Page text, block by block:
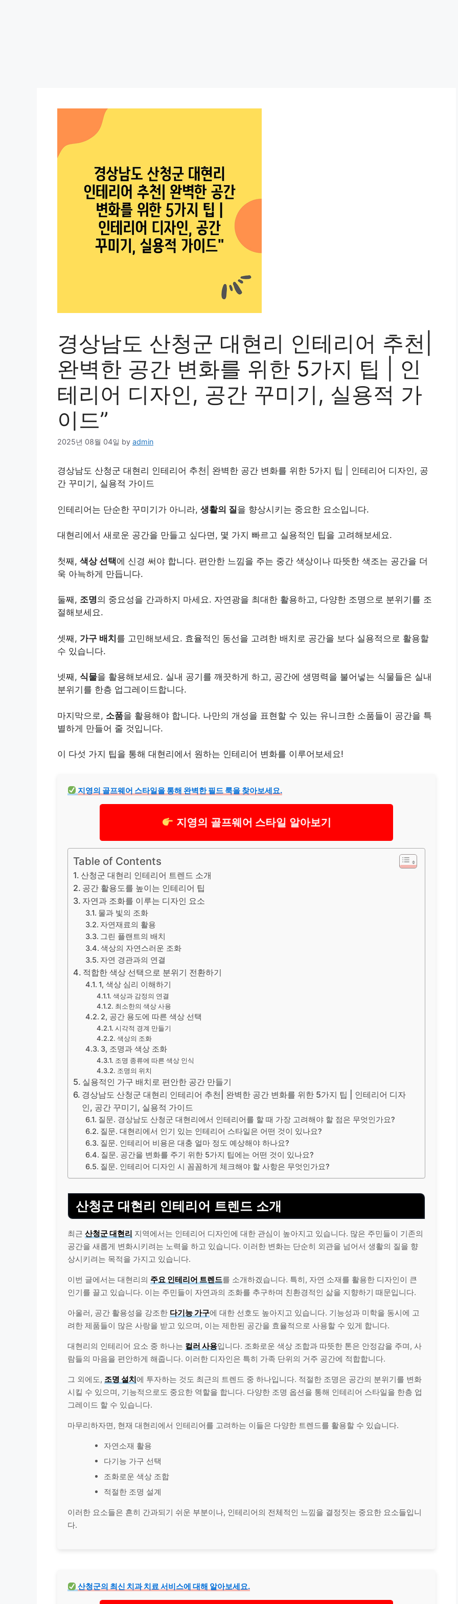
경상남도 산청군 대현리 인테리어 추천|
완벽한 공간 변화를 위한 5가지 팁 | 인
테리어 디자인, 공간 꾸미기, 실용적 가
이드”
2025년 08월 04일 by admin
경상남도 산청군 대현리 인테리어 추천| 완벽한 공간 변화를 위한 5가지 팁 | 인테리어 디자인, 공
간 꾸미기, 실용적 가이드
인테리어는 단순한 꾸미기가 아니라, 생활의 질을 향상시키는 중요한 요소입니다.
대현리에서 새로운 공간을 만들고 싶다면, 몇 가지 빠르고 실용적인 팁을 고려해보세요.
첫째, 색상 선택에 신경 써야 합니다. 편안한 느낌을 주는 중간 색상이나 따뜻한 색조는 공간을 더
욱 아늑하게 만듭니다.
둘째, 조명의 중요성을 간과하지 마세요. 자연광을 최대한 활용하고, 다양한 조명으로 분위기를 조
절해보세요.
셋째, 가구 배치를 고민해보세요. 효율적인 동선을 고려한 배치로 공간을 보다 실용적으로 활용할
수 있습니다.
넷째, 식물을 활용해보세요. 실내 공기를 깨끗하게 하고, 공간에 생명력을 불어넣는 식물들은 실내
분위기를 한층 업그레이 드합니다.
마지막으로, 소품을 활용해야 합니다. 나만의 개성을 표현할 수 있는 유니크한 소품들이 공간을 특
별하게 만들어 줄 것입니다.
이 다섯 가지 팁을 통해 대현리에서 원하는 인테리어 변화를 이루어보세요!
지영의 골프웨어 스타일을 통해 완벽한 필드 룩을 찾아보세요.
지영의 골프웨어 스타일 알아보기
Table of Contents
산청군 대현리 인테리어 트렌드 소개
공간 활용도를 높이는 인테리어 팁
자연과 조화를 이루는 디자인 요소
물과 빛의 조화
자연재료의 활용
그린 플랜트의 배치
색상의 자연스러운 조화
자연 경관과의 연결
적합한 색상 선택으로 분위기 전환하기
1, 색상 심리 이해하기
색상과 감정의 연결
최소한의 색상 사용
2, 공간 용도에 따른 색상 선택
시각적 경계 만들기
색상의 조화
3, 조명과 색상 조화
조명 종류에 따른 색상 인식
조명의 위치
실용적인 가구 배치로 편안한 공간 만들기
경상남도 산청군 대현리 인테리어 추천| 완벽한 공간 변화를 위한 5가지 팁 | 인테리어 디자
인, 공간 꾸미기, 실용적 가이드
질문. 경상남도 산청군 대현리에서 인테리어를 할 때 가장 고려해야 할 점은 무엇인가요?
질문. 대현리에서 인기 있는 인테리어 스타일은 어떤 것이 있나요?
질문. 인테리어 비용은 대충 얼마 정도 예상해야 하나요?
질문. 공간을 변화를 주기 위한 5가지 팁에는 어떤 것이 있나요?
질문. 인테리어 디자인 시 꼼꼼하게 체크해야 할 사항은 무엇인가요?
산청군 대현리 인테리어 트렌드 소개
최근 산청군 대현리 지역에서는 인테리어 디자인에 대한 관심이 높아지고 있습니다. 많은 주민들이 기존의
공간을 새롭게 변화시키려는 노력을 하고 있습니다. 이러한 변화는 단순히 외관을 넘어서 생활의 질을 향
상시키려는 목적을 가지고 있습니다.
이번 글에서는 대현리의 주요 인테리어 트렌드를 소개하겠습니다. 특히, 자연 소재를 활용한 디자인이 큰
인기를 끌고 있습니다. 이는 주민들이 자연과의 조화를 추구하며 친환경적인 삶을 지향하기 때문입니다.
아울러, 공간 활용성을 강조한 다기능 가구에 대한 선호도 높아지고 있습니다. 기능성과 미학을 동시에 고
려한 제품들이 많은 사랑을 받고 있으며, 이는 제한된 공간을 효율적으로 사용할 수 있게 합니다.
대현리의 인테리어 요소 중 하나는 컬러 사용입니다. 조화로운 색상 조합과 따뜻한 톤은 안정감을 주며, 사
람들의 마음을 편안하게 해줍니다. 이러한 디자인은 특히 가족 단위의 거주 공간에 적합합니다.
그 외에도, 조명 설치에 투자하는 것도 최근의 트렌드 중 하나입니다. 적절한 조명은 공간의 분위기를 변화
시킬 수 있으며, 기능적으로도 중요한 역할을 합니다. 다양한 조명 옵션을 통해 인테리어 스타일을 한층 업
그레이드 할 수 있습니다.
마무리하자면, 현재 대현리에서 인테리어를 고려하는 이들은 다양한 트렌드를 활용할 수 있습니다.
자연소재 활용
다기능 가구 선택
조화로운 색상 조합
적절한 조명 설계
이러한 요소들은 흔히 간과되기 쉬운 부분이나, 인테리어의 전체적인 느낌을 결정짓는 중요한 요소들입니
다.
산청군의 최신치과치료 서비스에 대해 알아보세요.